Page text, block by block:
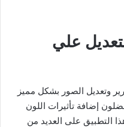
علي
وتعديل الصور بشكل مميز
إضافة تأثيرات اللون
التطبيق على العديد من